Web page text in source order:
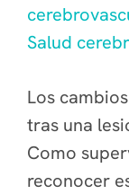
Salud
Los
tras una
Como
reconocer